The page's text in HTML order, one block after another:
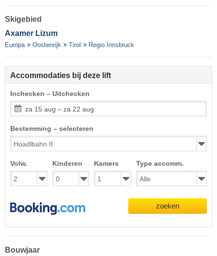
Skigebied
Axamer Lizum
Europa Oostenrijk Tirol Regio Innsbruck
Accommodaties bij deze lift
Inchecken – Uitchecken
za 15 aug – za 22 aug
Bestemming – selecteren
Volw. Kinderen Kamers Type accomm.
zoeken
Bouwjaar